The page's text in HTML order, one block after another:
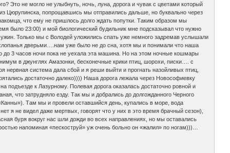
Это не могло не улыбнуть, ночь, луна, дорога и чувак с цветами который
Цюрупинска, попрощавшись мы отправились дальше, но буквально через
что ему не пришлось долго ждать попутки. Таким образом мы
было 23:00) и мой биологический будильник мне подсказывал что нужно
Только мы с Володей уложились спать уже немного задремав услышали
дверьми….нам уже было не до сна, хотя мы и понимали что наша
до 3 часов ночи пока не уехала эта машина. Но на этом ночные кошмары
в джунглях Амазонки, бесконечные крики птиц, шорохи, писки…. с
система дала сбой и я реши выйти и прогнать назойливых птиц,
достаточно далеко)))) Наша дорога лежала через Новософиевку
к Лазурному. Полевая дорога оказалась достаточно ровной и
что затрудняло езду. Так мы и добрались до долгожданного Черного
Там мы и провели оставшийся день, купались в море, вода
я не видел даже мертвых, говорят что у них в это время брачный сезон),
буря вокруг нас шли дожди во всех направлениях, но мы оставались
напоминая «пескоструй» уж очень больно он «жалил» по ногам)))…